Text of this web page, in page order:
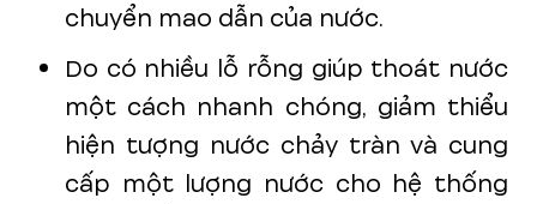
chuyển mao dẫn của nước.
Do có nhiều lỗ rỗng giúp thoát nước
một cách nhanh chóng, giảm thiểu
hiện tượng nước chảy tràn và cung
cấp một lượng nước cho hệ thống